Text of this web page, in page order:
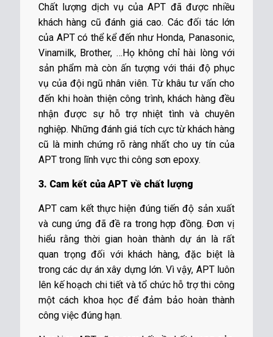
Chất lượng dịch vụ của APT đã được nhiều
khách hàng cũ đánh giá cao. Các đối tác lớn
của APT có thể kể đến như Honda, Panasonic,
Vinamilk, Brother, …Họ không chỉ hài lòng với
sản phẩm mà còn ấn tượng với thái độ phục
vụ của đội ngũ nhân viên. Từ khâu tư vấn cho
đến khi hoàn thiện công trình, khách hàng đều
nhận được sự hỗ trợ nhiệt tình và chuyên
nghiệp. Những đánh giá tích cực từ khách hàng
cũ là minh chứng rõ ràng nhất cho uy tín của
APT trong lĩnh vực thi công sơn epoxy.
3. Cam kết của APT về chất lượng
APT cam kết thực hiện đúng tiến độ sản xuất
và cung ứng đã đề ra trong hợp đồng. Đơn vị
hiểu rằng thời gian hoàn thành dự án là rất
quan trọng đối với khách hàng, đặc biệt là
trong các dự án xây dựng lớn. Vì vậy, APT luôn
lên kế hoạch chi tiết và tổ chức hỗ trợ thi công
một cách khoa học để đảm bảo hoàn thành
công việc đúng hạn.